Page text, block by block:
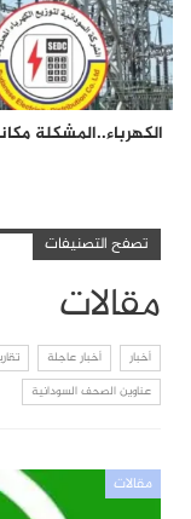
الكهرباء..المشكلة
تصفح التصنيفات
مقالات
أخبار أخبار عاجلة
عناوين الصحف السودانية
مقالات